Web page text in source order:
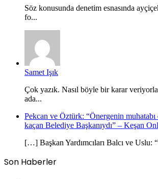
Söz konusunda denetim esnasında
fo...
Samet Işık
Çok yazık. Nasıl böyle bir karar
ada...
Pekcan ve Öztürk: “Önergenin muhatabı
kaçan Belediye Başkanıydı” – Keşan
[…] Başkan Yardımcıları Balcı ve Uslu:
Son Haberler